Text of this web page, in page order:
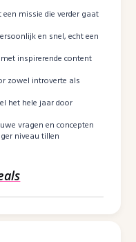
missie die verder gaat
en snel, echt een
inspirerende content
zowel introverte als
het hele jaar door
vragen en concepten
niveau tillen